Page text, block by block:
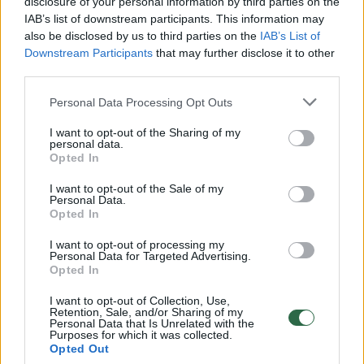
IAB’s list of downstream participants. This information may
also be disclosed by us to third parties on the IAB’s List of
Downstream Participants that may further disclose it to other
Personal Data Processing Opt Outs
I want to opt-out of the Sharing of my
personal data.
Opted In
I want to opt-out of the Sale of my
Personal Data.
Opted In
I want to opt-out of processing my
Personal Data for Targeted Advertising.
Opted In
I want to opt-out of Collection, Use,
Retention, Sale, and/or Sharing of my
Personal Data that Is Unrelated with the
Purposes for which it was collected.
Opted Out
00:00:30
Vaizdai iš tragiškos avarijos Vilniaus r.: dviejų moterų ir
vaiko gyvybių išgelbėti nepavyko
Savaitės vidurys nusimato karštas: temperatūra kils iki
32 laipsnių šilumos
vaizdas pribloškia
Žinios | Lietuvos diena
00:00:55
Avarija Vilniuje: į stotelę įsirėžęs automobilis sužalojo
dvi moteris